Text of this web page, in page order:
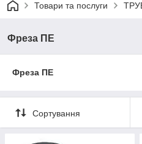
Товари та послуги
Фреза ПЕ
Фреза ПЕ
Сортування